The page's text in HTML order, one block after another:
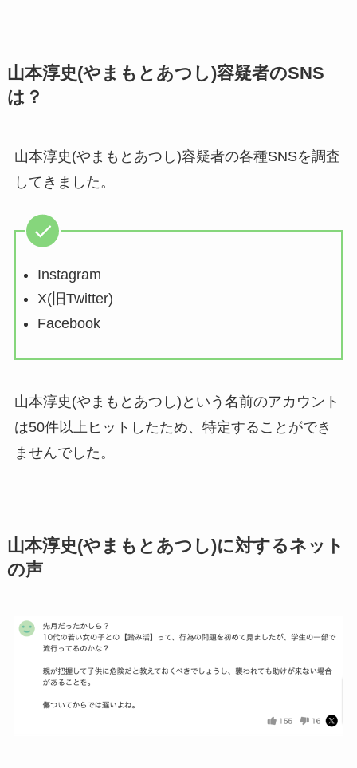
山本淳史(やまもとあつし)容疑者のSNS
は？
山本淳史(やまもとあつし)容疑者の各種SNSを調査
してきました。
Instagram
X(旧Twitter)
Facebook
山本淳史(やまもとあつし)という名前のアカウント
は50件以上ヒットしたため、特定することができ
ませんでした。
山本淳史(やまもとあつし)に対するネット
の声